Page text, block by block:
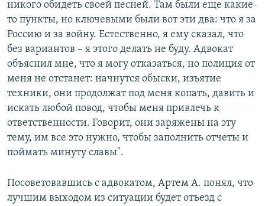
никого обидеть своей песней. Там были еще какие-
то пункты, но ключевыми были вот эти два: что я за
Россию и за войну. Естественно, я ему сказал, что
без вариантов – я этого делать не буду. Адвокат
объяснил мне, что я могу отказаться, но полиция от
меня не отстанет: начнутся обыски, изъятие
техники, они продолжат под меня копать, давить и
искать любой повод, чтобы меня привлечь к
ответственности. Говорит, они заряжены на эту
тему, им все это нужно, чтобы заполнить отчеты и
поймать минуту славы".
Посоветовавшись с адвокатом, Артем А. понял, что
лучшим выходом из ситуации будет отъезд с